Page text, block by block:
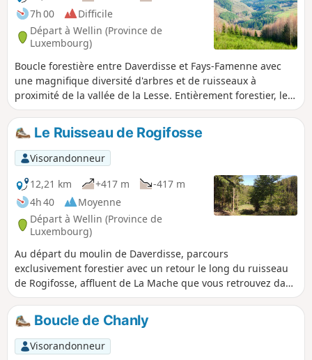
7h 00
Difficile
Départ à Wellin (Province de
Luxembourg)
Boucle forestière entre Daverdisse et Fays-Famenne avec
une magnifique diversité d'arbres et de ruisseaux à
proximité de la vallée de la Lesse. Entièrement forestier, le
parcours offre toutefois des paysages panoramiques et
campagnards sur un bon kilomètre à proximité de Fays-
Famenne.
Le Ruisseau de Rogifosse
Visorandonneur
12,21 km
+417 m
-417 m
4h 40
Moyenne
Départ à Wellin (Province de
Luxembourg)
Au départ du moulin de Daverdisse, parcours
exclusivement forestier avec un retour le long du ruisseau
de Rogifosse, affluent de La Mache que vous retrouvez dans
le dernier kilomètre.
Boucle de Chanly
Visorandonneur